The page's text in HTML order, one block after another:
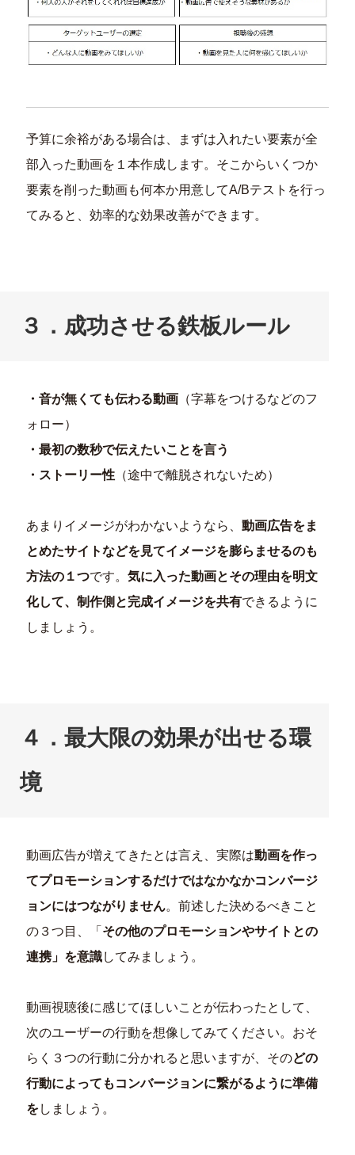
予算に余裕がある場合は、まずは入れたい要素が全
部入った動画を１本作成します。そこからいくつか
要素を削った動画も何本か用意してA/Bテストを行っ
てみると、効率的な効果改善ができます。
３． 成功させる鉄板ルール
・音が無くても伝わる動画 （字幕をつけるなどのフ
ォロー）
・最初の数秒で伝えたいことを言う
・ストーリー性 （途中で離脱されないため）
あまりイメージがわかないようなら、動画広告をま
とめたサイトなどを見てイメージを膨らませるのも
方法の１つです。気に入った動画とその理由を明文
化して、制作側と完成イメージを共有できるように
しましょう。
４．最大限の効果が出せる環
境
動画広告が増えてきたとは言え、実際は動画を作っ
てプロモーションするだけではなかなかコンバージ
ョンにはつながりません。前述した決めるべきこと
の３つ目、「 その他のプロモーションやサイトとの
連携」を意識してみましょう。
動画視聴後に感じてほしいことが伝わったとして、
次のユーザーの行動を想像してみてください。おそ
らく３つの行動に分かれると思いますが、そのどの
行動によってもコンバージョンに繋がるように準備
をしましょう。